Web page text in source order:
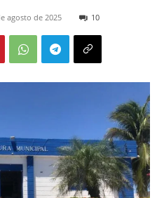
agosto de 2025 10